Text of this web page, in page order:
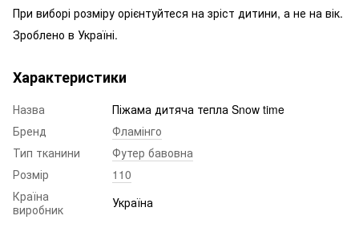
При виборі розміру орієнтуйтеся на зріст дитини, а не на вік.
Зроблено в Україні.
Характеристики
Назва
Піжама дитяча тепла Snow time
Бренд
Фламінго
Тип тканини
Футер бавовна
Розмір
110
Країна
виробник
Україна